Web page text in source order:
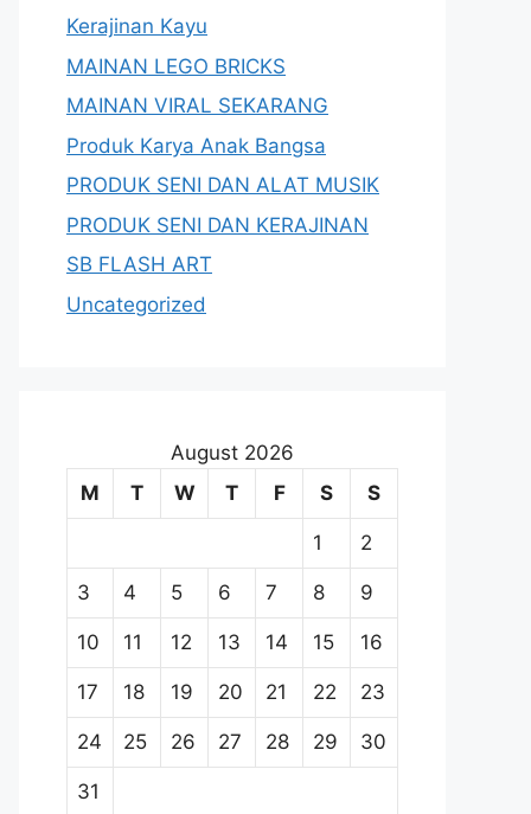
Kerajinan Kayu
MAINAN LEGO BRICKS
MAINAN VIRAL SEKARANG
Produk Karya Anak Bangsa
PRODUK SENI DAN ALAT MUSIK
PRODUK SENI DAN KERAJINAN
SB FLASH ART
Uncategorized
August 2026
M
T W T F S S
1 2
3 4 5 6 7 8 9
10 11 12 13 14 15 16
17 18 19 20 21 22 23
24 25 26 27 28 29 30
31